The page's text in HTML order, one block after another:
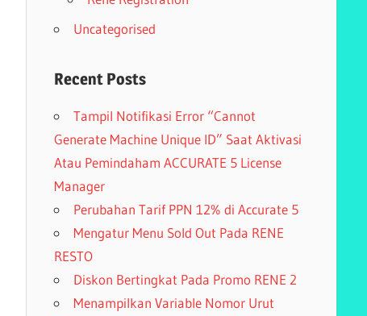
Uncategorised
Recent Posts
Tampil Notifikasi Error “Cannot
Generate Machine Unique ID” Saat Aktivasi
Atau Pemindaham ACCURATE 5 License
Manager
Perubahan Tarif PPN 12% di Accurate 5
Mengatur Menu Sold Out Pada RENE
RESTO
Diskon Bertingkat Pada Promo RENE 2
Menampilkan Variable Nomor Urut